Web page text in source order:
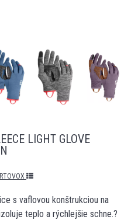
LIGHT GLOVE
s vaflovou konštrukciou na
teplo a rýchlejšie schne.?